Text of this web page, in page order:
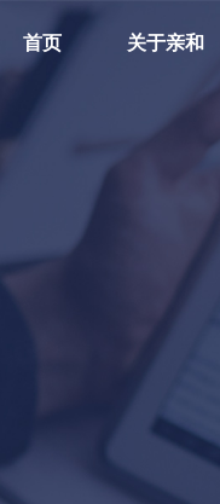
首页 关于亲和